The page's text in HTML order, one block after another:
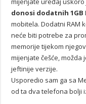
donosi dodatnih 1GB
mobitela. Dodatni RAM
neće biti potrebe za
memorije tijekom
mijenjate češće,
jeftinije verzije.
Usporedio sam ga sa
od ta dva telefona bolji